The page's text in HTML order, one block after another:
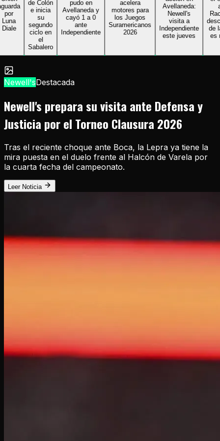
de Colón
e inicia
segundo
ciclo en
Sabalero
pudo en
Avellaneda y
cayó 1 a 0
ante
Independiente
acelera
motores para
los Juegos
Suramericanos
2026
Avellaneda:
Newell's
visita a
Independiente
este jueves
de la
es
Newell'sDestacada
Newell's prepara su visita ante Defensa y
Justicia por el Torneo Clausura 2026
Tras el reciente choque ante Boca, la Lepra ya tiene la
mira puesta en el duelo frente al Halcón de Varela por
la cuarta fecha del campeonato.
Leer Noticia